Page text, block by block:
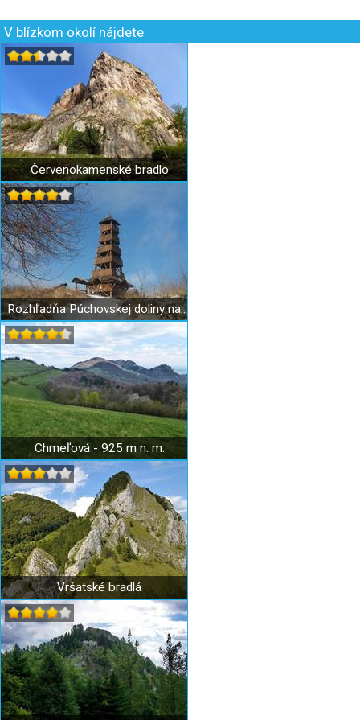
V blízkom okolí nájdete
Červenokamenské bradlo
Rozhľadňa Púchovskej doliny na Tlstej hore
Chmeľová - 925 m n. m.
Vršatské bradlá